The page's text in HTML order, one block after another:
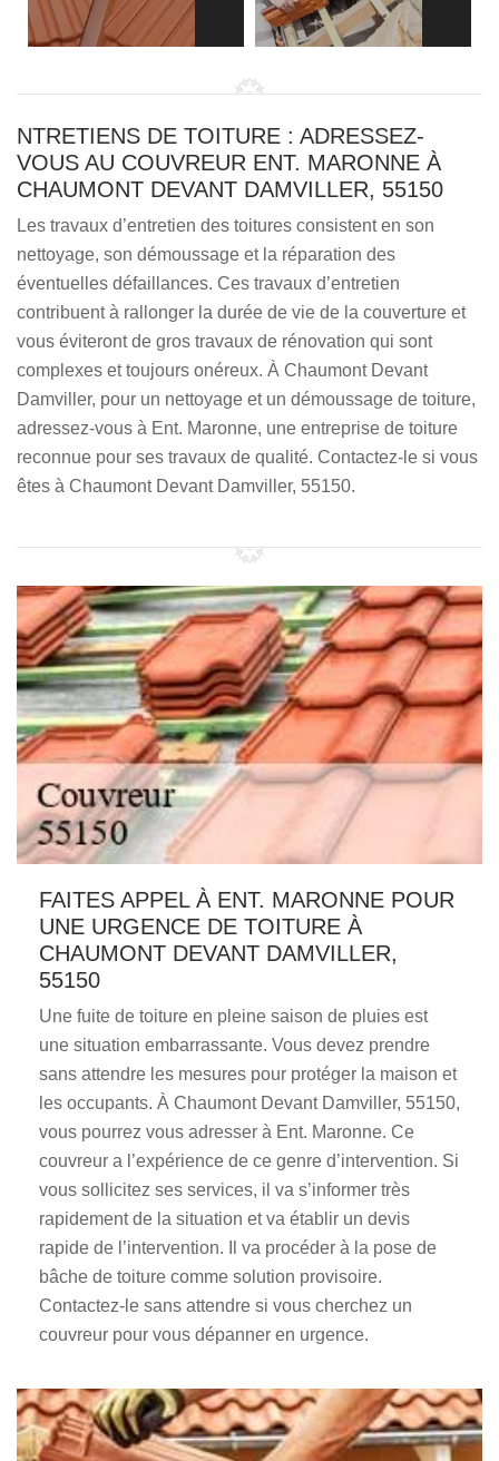
NTRETIENS DE TOITURE : ADRESSEZ-
VOUS AU COUVREUR ENT. MARONNE À
CHAUMONT DEVANT DAMVILLER, 55150
Les travaux d’entretien des toitures consistent en son
nettoyage, son démoussage et la réparation des
éventuelles défaillances. Ces travaux d’entretien
contribuent à rallonger la durée de vie de la couverture et
vous éviteront de gros travaux de rénovation qui sont
complexes et toujours onéreux. À Chaumont Devant
Damviller, pour un nettoyage et un démoussage de toiture,
adressez-vous à Ent. Maronne, une entreprise de toiture
reconnue pour ses travaux de qualité. Contactez-le si vous
êtes à Chaumont Devant Damviller, 55150.
FAITES APPEL À ENT. MARONNE POUR
UNE URGENCE DE TOITURE À
CHAUMONT DEVANT DAMVILLER,
55150
Une fuite de toiture en pleine saison de pluies est
une situation embarrassante. Vous devez prendre
sans attendre les mesures pour protéger la maison et
les occupants. À Chaumont Devant Damviller, 55150,
vous pourrez vous adresser à Ent. Maronne. Ce
couvreur a l’expérience de ce genre d’intervention. Si
vous sollicitez ses services, il va s’informer très
rapidement de la situation et va établir un devis
rapide de l’intervention. Il va procéder à la pose de
bâche de toiture comme solution provisoire.
Contactez-le sans attendre si vous cherchez un
couvreur pour vous dépanner en urgence.